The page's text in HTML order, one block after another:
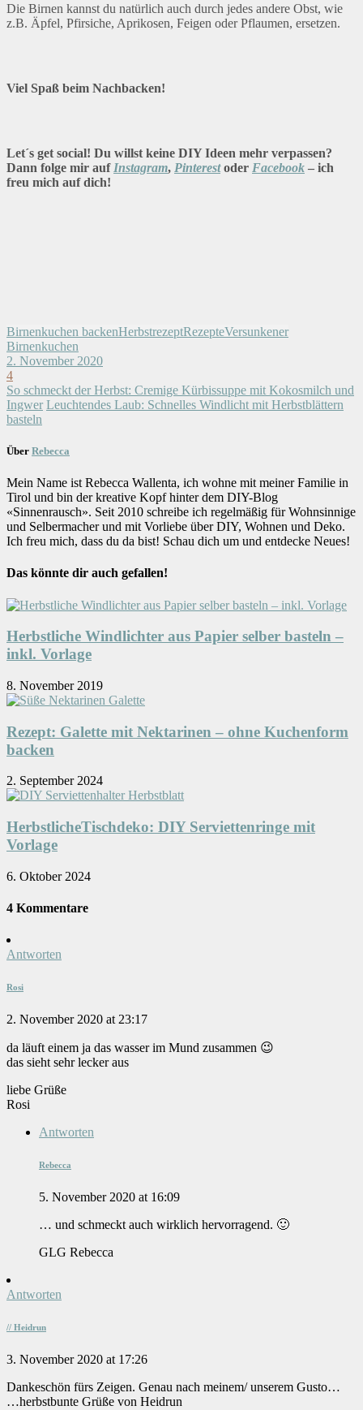
Die Birnen kannst du natürlich auch durch jedes andere Obst, wie
z.B. Äpfel, Pfirsiche, Aprikosen, Feigen oder Pflaumen, ersetzen.
Viel Spaß beim Nachbacken!
Let´s get social! Du willst keine DIY Ideen mehr verpassen?
Dann folge mir auf Instagram, Pinterestoder Facebook – ich
freu mich auf dich!
Birnenkuchen backenHerbstrezeptRezepteVersunkener
Birnenkuchen
2. November 2020
4
So schmeckt der Herbst: Cremige Kürbissuppe mit Kokosmilch und
Ingwer Leuchtendes Laub: Schnelles Windlicht mit Herbstblättern
basteln
Über Rebecca
Mein Name ist Rebecca Wallenta, ich wohne mit meiner Familie in
Tirol und bin der kreative Kopf hinter dem DIY-Blog
«Sinnenrausch». Seit 2010 schreibe ich regelmäßig für Wohnsinnige
und Selbermacher und mit Vorliebe über DIY, Wohnen und Deko.
Ich freu mich, dass du da bist! Schau dich um und entdecke Neues!
Das könnte dir auch gefallen!
Herbstliche Windlichter aus Papier selber basteln –
inkl. Vorlage
8. November 2019
Rezept: Galette mit Nektarinen – ohne Kuchenform
backen
2. September 2024
HerbstlicheTischdeko: DIY Serviettenringe mit
Vorlage
6. Oktober 2024
4 Kommentare
Antworten
Rosi
2. November 2020 at 23:17
da läuft einem ja das wasser im Mund zusammen 😉
das sieht sehr lecker aus
liebe Grüße
Rosi
Antworten
Rebecca
5. November 2020 at 16:09
… und schmeckt auch wirklich hervorragend. 🙂
GLG Rebecca
Antworten
// Heidrun
3. November 2020 at 17:26
Dankeschön fürs Zeigen. Genau nach meinem/ unserem Gusto…
…herbstbunte Grüße von Heidrun